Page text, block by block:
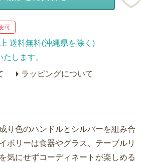
可
送料無料(沖縄県を除く)
します。
ラッピングについて
り色のハンドルとシルバーを組み合
ボリーは食器やグラス、テーブルリ
気にせずコーディネートが楽しめる